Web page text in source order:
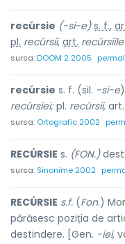
recúrsie (-si-e) s. f.,
pl. recúrsii, art.
sursa:DOOM 2 2005
recúrsie s. f. (sil. -si-e
recúrsiei;pl. recúrsii, art.
sursa: Ortografic 2002
RECÚRSIE s. (FON.)
sursa: Sinonime 2002
RECÚRSIE s.f. (Fon.)
părăsesc poziția de
destindere. [Gen. -iei,